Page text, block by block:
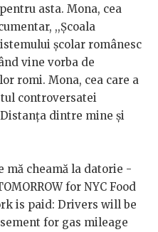
asta. Mona, cea
,,Școala
școlar românesc
vine vorba de
romi. Mona, cea care a
controversatei
dintre mine și
mă cheamă la datorie -
for NYC Food
is paid: Drivers will be
for gas mileage